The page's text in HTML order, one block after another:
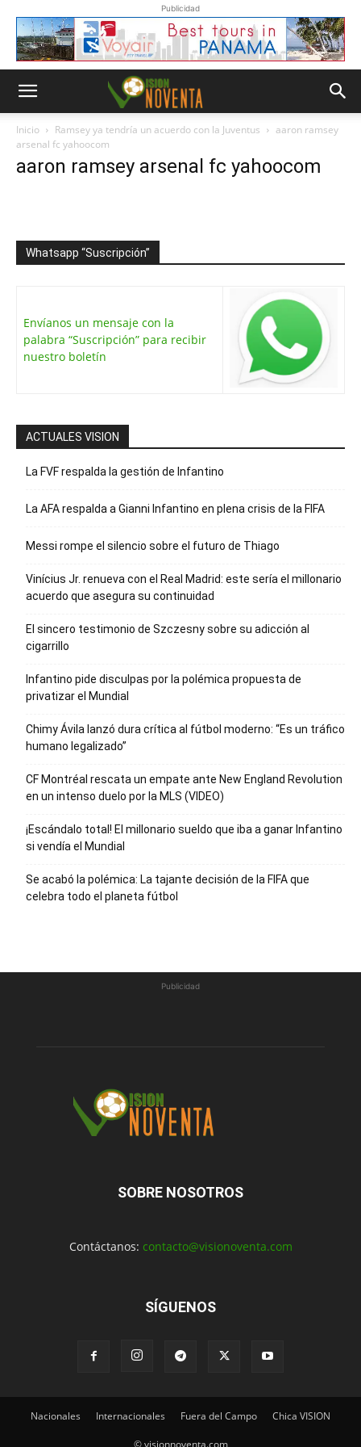
Publicidad
Inicio Ramsey ya tendría un acuerdo con la Juventus
aaron ramsey
arsenal fc yahoocom
aaron ramsey arsenal fc yahoocom
Whatsapp “Suscripción”
Envíanos un mensaje con la
palabra “Suscripción” para recibir
nuestro boletín
ACTUALES VISION
La FVF respalda la gestión de Infantino
La AFA respalda a Gianni Infantino en plena crisis de la FIFA
Messi rompe el silencio sobre el futuro de Thiago
Vinícius Jr. renueva con el Real Madrid: este sería el millonario
acuerdo que asegura su continuidad
El sincero testimonio de Szczesny sobre su adicción al
cigarrillo
Infantino pide disculpas por la polémica propuesta de
privatizar el Mundial
Chimy Ávila lanzó dura crítica al fútbol moderno: “Es un tráfico
humano legalizado”
CF Montréal rescata un empate ante New England Revolution
en un intenso duelo por la MLS (VIDEO)
¡Escándalo total! El millonario sueldo que iba a ganar Infantino
si vendía el Mundial
Se acabó la polémica: La tajante decisión de la FIFA que
celebra todo el planeta fútbol
Publicidad
SOBRE NOSOTROS
Contáctanos: contacto@visionoventa.com
SÍGUENOS
Nacionales Internacionales Fuera del Campo Chica VISION